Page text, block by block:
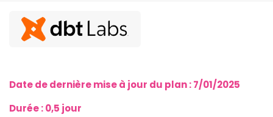
Date de dernière mise à jour du plan :7/01/2025
Durée : 0,5 jour